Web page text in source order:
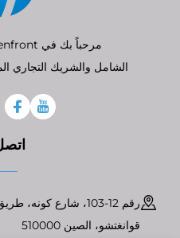
الشامل والشريك التجاري
رقم 12-103، شارع
قوانغتشو، الصين 510000